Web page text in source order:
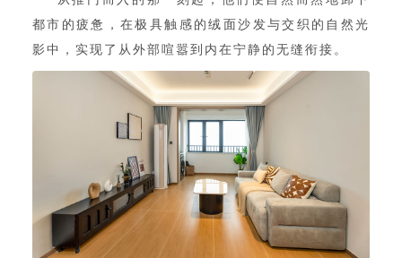
都市的疲惫，在极具触感的绒面沙发与交织的自然光
影中，实现了从外部喧嚣到内在宁静的无缝衔接。